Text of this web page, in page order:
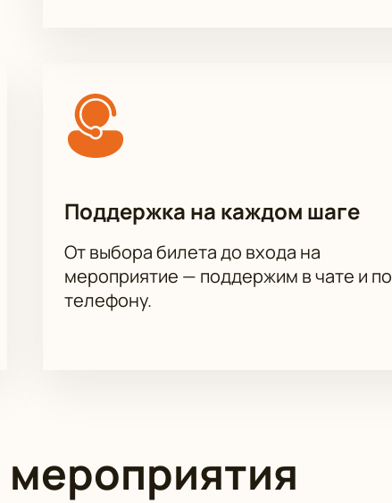
Поддержка на каждом шаге
От выбора билета до входа на
мероприятие — поддержим в чате и по
телефону.